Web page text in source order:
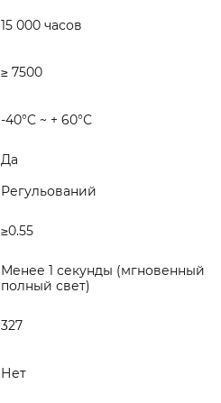
15 000 часов
≥ 7500
-40°C ~ + 60°С
Да
Регульований
≥0.55
Менее 1 секунды (мгновенный
полный свет)
327
Нет